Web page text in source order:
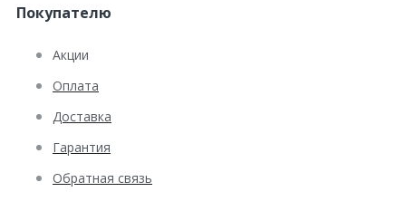
Покупателю
Акции
Оплата
Доставка
Гарантия
Обратная связь